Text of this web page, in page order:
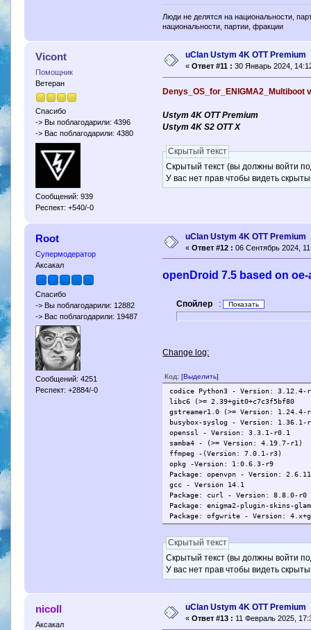
Люди не делятся на национальности,
национальности, партии, фракции
Vicont
Помощник
Ветеран
Спасибо
-> Вы поблагодарили: 4396
-> Вас поблагодарили: 4380
Сообщений: 939
Респект: +540/-0
uClan Ustym 4K OTT Premium
« Ответ #11 : 30 Январь 2024,
Denys_OS_for_ENIGMA2_Multiboot
Ustym 4K OTT Premium
Ustym 4K S2 OTT X
Скрытый текст
Скрытый текст (вы должны войти
У вас нет прав чтобы видеть
Root
Супермодератор
Аксакал
Спасибо
-> Вы поблагодарили: 12882
-> Вас поблагодарили: 19487
Сообщений: 4251
Респект: +2884/-0
uClan Ustym 4K OTT Premium
« Ответ #12 : 06 Сентябрь 2024,
openDroid 7.5 based on oe-
Спойлер :
Change log:
Код:[Выделить]
codice Python3 - Version: 3.12.4-
libc6 (>= 2.39+git0+c7c3f5bf80
​gstreamer1.0 (>= Version: 1.24.4-
busybox-syslog - Version: 1.36.1-
openssl - Version: 3.3.1-r0.1
samba4 - (>= Version: 4.19.7-r1)
ffmpeg -(Version: 7.0.1-r3)
opkg -Version: 1:0.6.3-r9
Package: openvpn - Version:
gcc - Version 14.1
Package: curl - Version: 8.8.0-r0
Package: enigma2-plugin-skins-
Package: ofgwrite - Version:
Скрытый текст
Скрытый текст (вы должны войти
У вас нет прав чтобы видеть
nicoll
Аксакал
uClan Ustym 4K OTT Premium
« Ответ #13 : 11 Февраль 2025,